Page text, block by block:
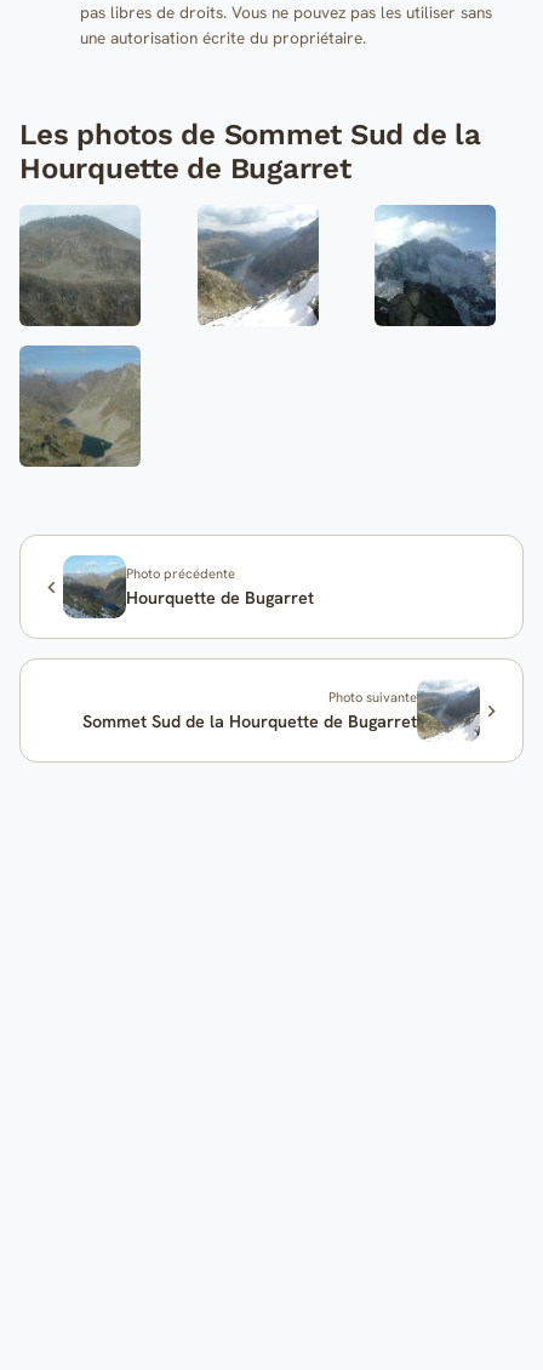
pas libres de droits. Vous ne pouvez pas les utiliser sans
une autorisation écrite du propriétaire.
Les photos de Sommet Sud de la
Hourquette de Bugarret
Photo précédente
Hourquette de Bugarret
Photo suivante
Sommet Sud de la Hourquette de Bugarret